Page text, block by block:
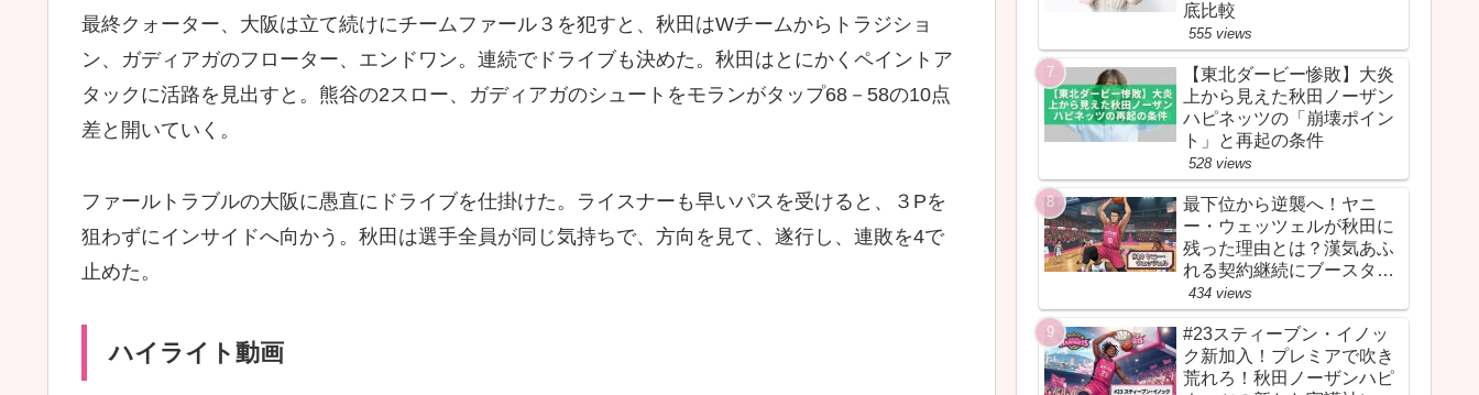
最終クォーター、大阪は立て続けにチームファール３を犯すと、秋田はWチームからトラジショ
ン、ガディアガのフローター、エンドワン。連続でドライブも決めた。秋田はとにかくペイントア
タックに活路を見出すと。熊谷の2スロー、ガディアガのシュートをモランがタップ68－58の10点
差と開いていく。
ファールトラブルの大阪に愚直にドライブを仕掛けた。ライスナーも早いパスを受けると、３Pを
狙わずにインサイドへ向かう。秋田は選手全員が同じ気持ちで、方向を見て、遂行し、連敗を4で
止めた。
ハイライト動画
底比較
555 views
【東北ダービー惨敗】大炎
上から見えた秋田ノーザン
ハピネッツの「崩壊ポイン
ト」と再起の条件
528 views
最下位から逆襲へ！ヤニ
ー・ウェッツェルが秋田に
残った理由とは？漢気あふ
れる契約継続にブースター
が胸を熱くしたワケ
434 views
#23スティーブン・イノッ
ク新加入！プレミアで吹き
荒れろ！秋田ノーザンハピ